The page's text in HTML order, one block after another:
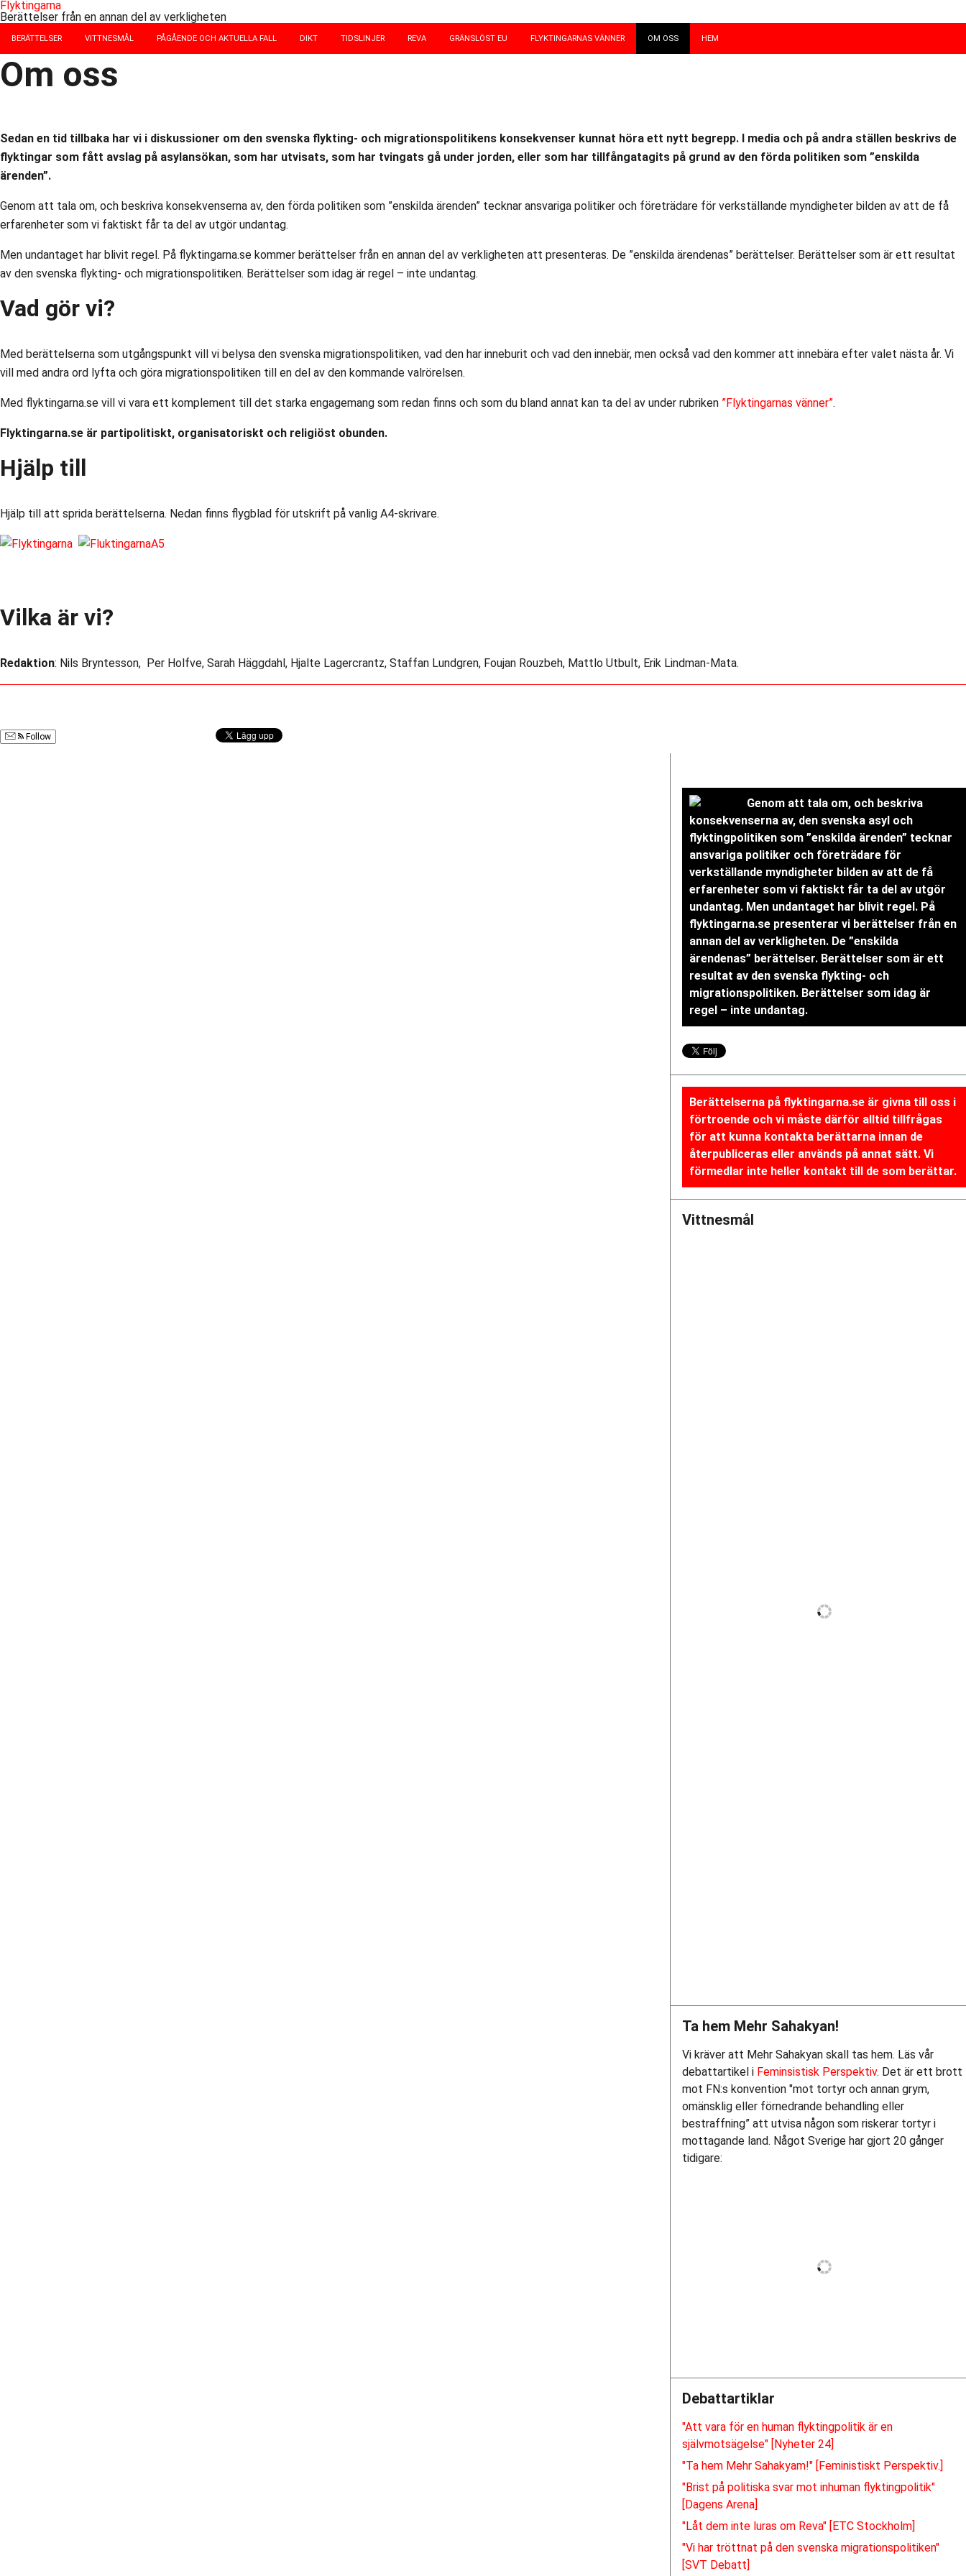
Flyktingarna
Berättelser från en annan del av verkligheten
BERÄTTELSER VITTNESMÅL PÅGÅENDE OCH AKTUELLA FALL DIKT TIDSLINJER REVA GRÄNSLÖST EU FLYKTINGARNAS VÄNNER OM OSS HEM
Om oss
Sedan en tid tillbaka har vi i diskussioner om den svenska flykting- och migrationspolitikens konsekvenser kunnat höra ett nytt begrepp. I media och på andra ställen beskrivs de
flyktingar som fått avslag på asylansökan, som har utvisats, som har tvingats gå under jorden, eller som har tillfångatagits på grund av den förda politiken som ”enskilda
ärenden”.
Genom att tala om, och beskriva konsekvenserna av, den förda politiken som ”enskilda ärenden” tecknar ansvariga politiker och företrädare för verkställande myndigheter bilden av att de få
erfarenheter som vi faktiskt får ta del av utgör undantag.
Men undantaget har blivit regel. På flyktingarna.se kommer berättelser från en annan del av verkligheten att presenteras. De ”enskilda ärendenas” berättelser. Berättelser som är ett resultat
av den svenska flykting- och migrationspolitiken. Berättelser som idag är regel – inte undantag.
Vad gör vi?
Med berättelserna som utgångspunkt vill vi belysa den svenska migrationspolitiken, vad den har inneburit och vad den innebär, men också vad den kommer att innebära efter valet nästa år. Vi
vill med andra ord lyfta och göra migrationspolitiken till en del av den kommande valrörelsen.
Med flyktingarna.se vill vi vara ett komplement till det starka engagemang som redan finns och som du bland annat kan ta del av under rubriken ”Flyktingarnas vänner”.
Flyktingarna.se är partipolitiskt, organisatoriskt och religiöst obunden.
Hjälp till
Hjälp till att sprida berättelserna. Nedan finns flygblad för utskrift på vanlig A4-skrivare.
Vilka är vi?
Redaktion: Nils Bryntesson, Per Holfve, Sarah Häggdahl, Hjalte Lagercrantz, Staffan Lundgren, Foujan Rouzbeh, Mattlo Utbult, Erik Lindman-Mata.
Follow
Genom att tala om, och beskriva
konsekvenserna av, den svenska asyl och
flyktingpolitiken som ”enskilda ärenden” tecknar
ansvariga politiker och företrädare för
verkställande myndigheter bilden av att de få
erfarenheter som vi faktiskt får ta del av utgör
undantag. Men undantaget har blivit regel. På
flyktingarna.se presenterar vi berättelser från en
annan del av verkligheten. De ”enskilda
ärendenas” berättelser. Berättelser som är ett
resultat av den svenska flykting- och
migrationspolitiken. Berättelser som idag är
regel – inte undantag.
Berättelserna på flyktingarna.se är givna till oss i
förtroende och vi måste därför alltid tillfrågas
för att kunna kontakta berättarna innan de
återpubliceras eller används på annat sätt. Vi
förmedlar inte heller kontakt till de som berättar.
Vittnesmål
Ta hem Mehr Sahakyan!
Vi kräver att Mehr Sahakyan skall tas hem. Läs vår
debattartikel i Feminsistisk Perspektiv. Det är ett brott
mot FN:s konvention "mot tortyr och annan grym,
omänsklig eller förnedrande behandling eller
bestraffning” att utvisa någon som riskerar tortyr i
mottagande land. Något Sverige har gjort 20 gånger
tidigare:
Debattartiklar
"Att vara för en human flyktingpolitik är en
självmotsägelse" [Nyheter 24]
"Ta hem Mehr Sahakyam!" [Feministiskt Perspektiv.]
"Brist på politiska svar mot inhuman flyktingpolitik"
[Dagens Arena]
"Låt dem inte luras om Reva" [ETC Stockholm]
"Vi har tröttnat på den svenska migrationspolitiken"
[SVT Debatt]